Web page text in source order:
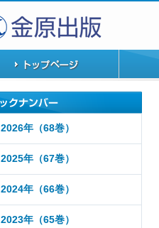
2026年（68巻）
2025年（67巻）
2024年（66巻）
2023年（65巻）